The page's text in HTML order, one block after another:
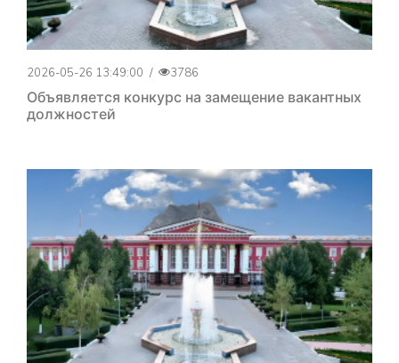
2026-05-26 13:49:00 / 3786
Объявляется конкурс на замещение вакантных
должностей